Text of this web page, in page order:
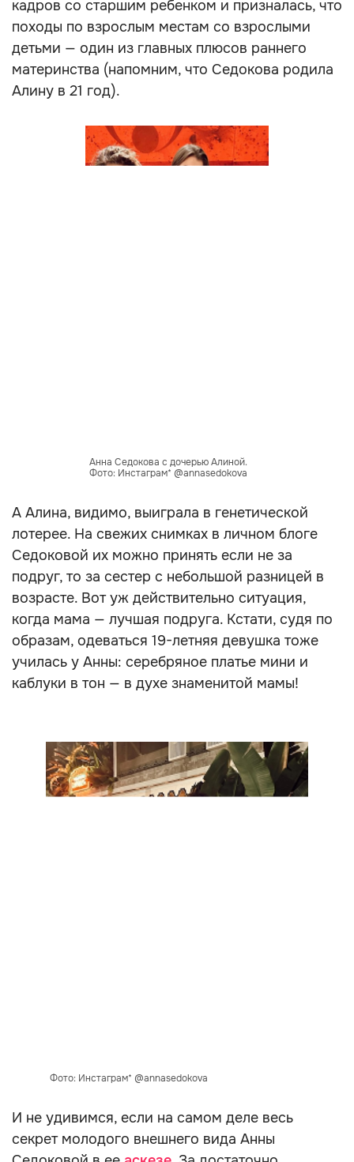
кадров со старшим ребенком и призналась, что
походы по взрослым местам со взрослыми
детьми — один из главных плюсов раннего
материнства (напомним, что Седокова родила
Алину в 21 год).
Анна Седокова с дочерью Алиной.
Фото: Инстаграм* @annasedokova
А Алина, видимо, выиграла в генетической
лотерее. На свежих снимках в личном блоге
Седоковой их можно принять если не за
подруг, то за сестер с небольшой разницей в
возрасте. Вот уж действительно ситуация,
когда мама — лучшая подруга. Кстати, судя по
образам, одеваться 19-летняя девушка тоже
училась у Анны: серебряное платье мини и
каблуки в тон — в духе знаменитой мамы!
Фото: Инстаграм* @annasedokova
И не удивимся, если на самом деле весь
секрет молодого внешнего вида Анны